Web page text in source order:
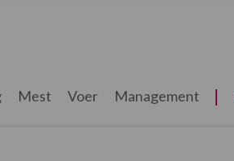
Mest Voer Management